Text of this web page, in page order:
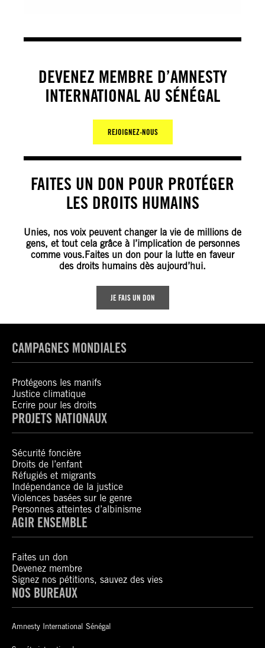
DEVENEZ MEMBRE D’AMNESTY
INTERNATIONAL AU SÉNÉGAL
REJOIGNEZ-NOUS
FAITES UN DON POUR PROTÉGER
LES DROITS HUMAINS
Unies, nos voix peuvent changer la vie de millions de
gens, et tout cela grâce à l’implication de personnes
comme vous.Faites un don pour la lutte en faveur
des droits humains dès aujourd’hui.
JE FAIS UN DON
CAMPAGNES MONDIALES
Protégeons les manifs
Justice climatique
Ecrire pour les droits
PROJETS NATIONAUX
Sécurité foncière
Droits de l’enfant
Réfugiés et migrants
Indépendance de la justice
Violences basées sur le genre
Personnes atteintes d’albinisme
AGIR ENSEMBLE
Faites un don
Devenez membre
Signez nos pétitions, sauvez des vies
NOS BUREAUX
Amnesty International Sénégal